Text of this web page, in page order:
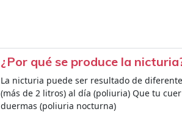
¿Por qué se produce la
La nicturia puede ser resultado de
(más de 2 litros) al día (poliuria) Que tu
duermas (poliuria nocturna)